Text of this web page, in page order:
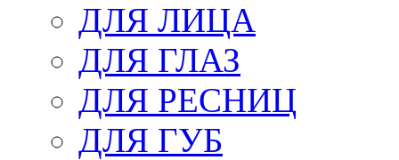
ДЛЯ ЛИЦА
ДЛЯ ГЛАЗ
ДЛЯ РЕСНИЦ
ДЛЯ ГУБ